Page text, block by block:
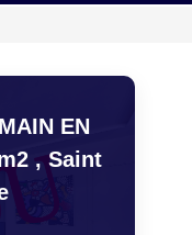
EN
, Saint